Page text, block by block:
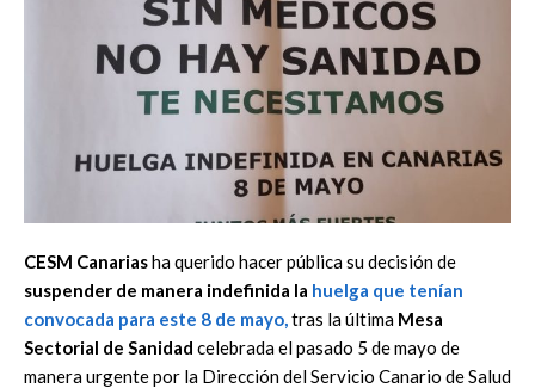
CESM Canariasha querido hacer pública su decisión de
suspender de manera indefinida la huelga que tenían
convocada para este 8 de mayo,tras la última Mesa
Sectorial de Sanidad celebrada el pasado 5 de mayo de
manera urgente por la Dirección del Servicio Canario de Salud